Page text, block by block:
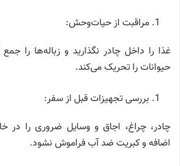
مراقبت از حیات‌وحش:
غذا را داخل چادر نگذارید و زباله‌ها را
حیوانات را تحریک می‌کند.
بررسی تجهیزات قبل از سفر:
چادر، چراغ، اجاق و وسایل ضروری را در
اضافه و کبریت ضد آب فراموش نشود.